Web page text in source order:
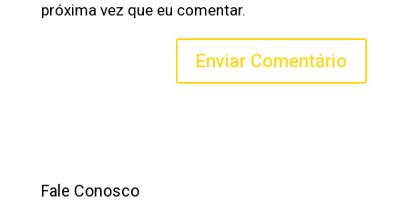
próxima vez que eu comentar.
Fale Conosco